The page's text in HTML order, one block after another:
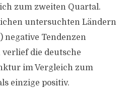
zum zweiten Quartal.
untersuchten Ländern
negative Tendenzen
die deutsche
im Vergleich zum
einzige positiv.